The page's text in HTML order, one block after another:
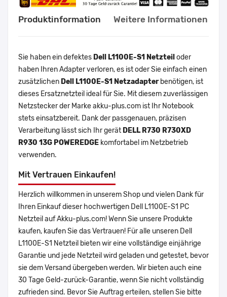
Produktinformation Weitere Informationen
Sie haben ein defektes Dell L1100E-S1 Netzteil oder
haben Ihren Adapter verloren, es ist oder Sie einfach einen
zusätzlichen Dell L1100E-S1 Netzadapterbenötigen, ist
dieses Ersatznetzteil ideal für Sie. Mit diesem zuverlässigen
Netzstecker der Marke akku-plus.com ist Ihr Notebook
stets einsatzbereit. Dank der passgenauen, präzisen
Verarbeitung lässt sich Ihr gerät DELL R730 R730XD
R930 13G POWEREDGE komfortabel im Netzbetrieb
verwenden.
Mit Vertrauen Einkaufen!
Herzlich willkommen in unserem Shop und vielen Dank für
Ihren Einkauf dieser hochwertigen Dell L1100E-S1 PC
Netzteil auf Akku-plus.com! Wenn Sie unsere Produkte
kaufen, kaufen Sie das Vertrauen! Für alle unseren Dell
L1100E-S1 Netzteil bieten wir eine vollständige einjährige
Garantie und jede Netzteil wird geladen und getestet, bevor
sie dem Versand übergeben werden. Wir bieten auch eine
30 Tage Geld-zurück-Garantie, wenn Sie nicht vollständig
zufrieden sind. Bevor Sie Auftrag erteilen, stellen Sie bitte